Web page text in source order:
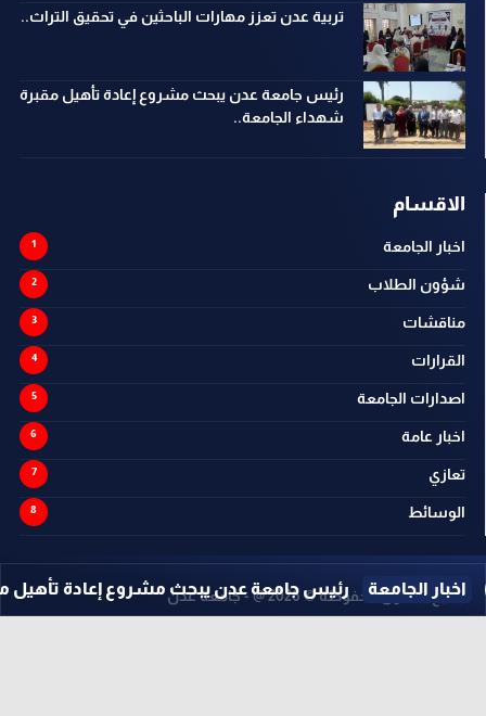
رئيس جامعة عدن يبحث مشروع إعادة تأهيل مقبرة شهداء
تربية عدن تعزز مهارات الباحثين في تحقيق التراث..
رئيس جامعة عدن يبحث مشروع إعادة تأهيل مقبرة
شهداء الجامعة..
الاقسام
اخبار الجامعة
شؤون الطلاب
مناقشات
القرارات
اصدارات الجامعة
اخبار عامة
تعازي
الوسائط
جميع الحقوق محفوظة © 2026@ - جامعة عدن